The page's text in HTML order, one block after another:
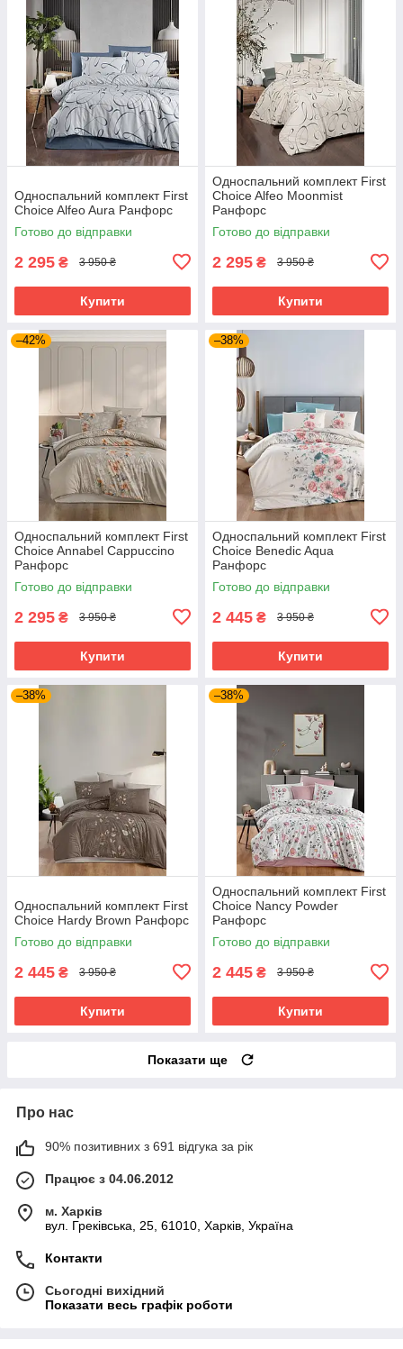
Односпальний комплект First
Choice Alfeo Aura Ранфорс
Готово до відправки
2 295 ₴ 3 950 ₴
Купити
Односпальний комплект First
Choice Alfeo Moonmist
Ранфорс
Готово до відправки
2 295 ₴ 3 950 ₴
Купити
–42%
Односпальний комплект First
Choice Annabel Cappuccino
Ранфорс
Готово до відправки
2 295 ₴ 3 950 ₴
Купити
–38%
Односпальний комплект First
Choice Benedic Aqua
Ранфорс
Готово до відправки
2 445 ₴ 3 950 ₴
Купити
–38%
Односпальний комплект First
Choice Hardy Brown Ранфорс
Готово до відправки
2 445 ₴ 3 950 ₴
Купити
–38%
Односпальний комплект First
Choice Nancy Powder
Ранфорс
Готово до відправки
2 445 ₴ 3 950 ₴
Купити
Показати ще
Про нас
90% позитивних з 691 відгука за рік
Працює з 04.06.2012
м. Харків
вул. Греківська, 25, 61010, Харків, Україна
Контакти
Сьогодні вихідний
Показати весь графік роботи